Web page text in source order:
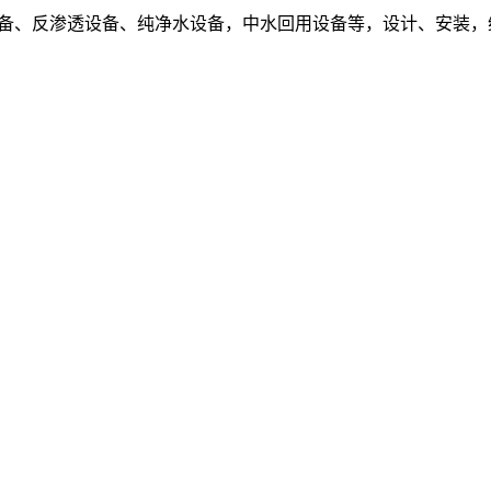
反渗透设备、纯净水设备，中水回用设备等，设计、安装，